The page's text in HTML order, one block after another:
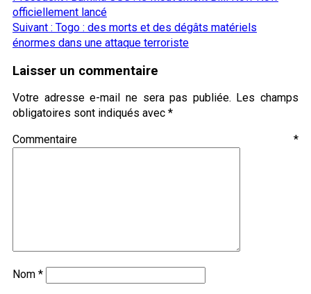
d’article
officiellement lancé
Suivant : Togo : des morts et des dégâts matériels
énormes dans une attaque terroriste
Laisser un commentaire
Votre adresse e-mail ne sera pas publiée. Les champs
obligatoires sont indiqués avec *
Commentaire *
Nom *